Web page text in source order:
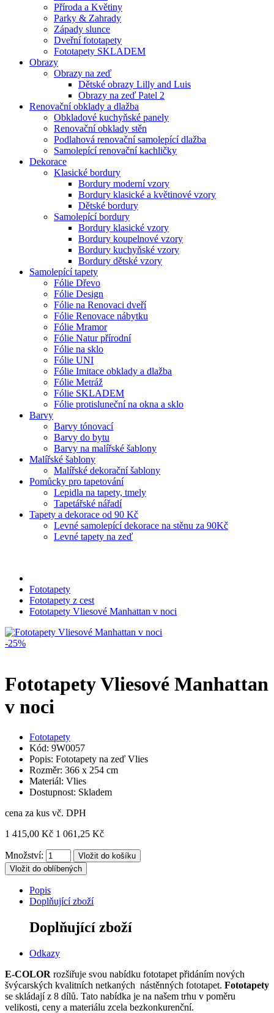
Příroda a Květiny
Parky & Zahrady
Západy slunce
Dveřní fototapety
Fototapety SKLADEM
Obrazy
Obrazy na zeď
Dětské obrazy Lilly and Luis
Obrazy na zeď Patel 2
Renovační obklady a dlažba
Obkladové kuchyňské panely
Renovační obklady stěn
Podlahová renovační samolepící dlažba
Samolepící renovační kachličky
Dekorace
Klasické bordury
Bordury moderní vzory
Bordury klasické a květinové vzory
Dětské bordury
Samolepící bordury
Bordury klasické vzory
Bordury koupelnové vzory
Bordury kuchyňské vzory
Bordury dětské vzory
Samolepící tapety
Fólie Dřevo
Fólie Design
Fólie na Renovaci dveří
Fólie Renovace nábytku
Fólie Mramor
Fólie Natur přírodní
Fólie na sklo
Fólie UNI
Fólie Imitace obklady a dlažba
Fólie Metráž
Fólie SKLADEM
Fólie protisluneční na okna a sklo
Barvy
Barvy tónovací
Barvy do bytu
Barvy na malířské šablony
Malířské šablony
Malířské dekorační šablony
Pomůcky pro tapetování
Lepidla na tapety, tmely
Tapetářské nářadí
Tapety a dekorace od 90 Kč
Levné samolepící dekorace na stěnu za 90Kč
Levné tapety na zeď
Fototapety
Fototapety z cest
Fototapety Vliesové Manhattan v noci
-25%
Fototapety Vliesové Manhattan
v noci
Fototapety
Kód: 9W0057
Popis: Fototapety na zeď Vlies
Rozměr: 366 x 254 cm
Materiál: Vlies
Dostupnost: Skladem
cena za kus vč. DPH
1 415,00 Kč 1 061,25 Kč
Množství:
Vložit do oblíbených
Popis
Doplňující zboží
Doplňující zboží
Odkazy
E-COLOR rozšiřuje svou nabídku fototapet přidáním nových
švýcarských kvalitních netkaných nástěnných fototapet. Fototapety
se skládají z 8 dílů. Tato nabídka je na našem trhu v poměru
velikosti, ceny a materiálu zcela bezkonkurenční.